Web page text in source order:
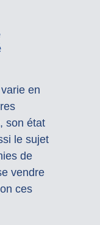
en
son état
le sujet
de
vendre
ces